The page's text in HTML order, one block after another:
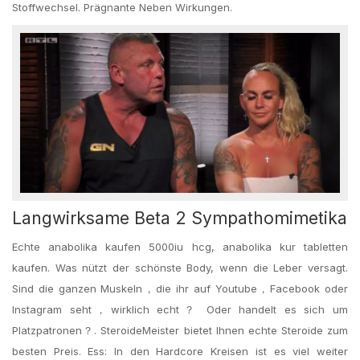
Stoffwechsel. Prägnante Neben Wirkungen.
Langwirksame Beta 2 Sympathomimetika
Echte anabolika kaufen 5000iu hcg, anabolika kur tabletten
kaufen. Was nützt der schönste Body, wenn die Leber versagt.
Sind die ganzen Muskeln，die ihr auf Youtube，Facebook oder
Instagram seht，wirklich echt？ Oder handelt es sich um
Platzpatronen？. SteroideMeister bietet Ihnen echte Steroide zum
besten Preis. Ess: In den Hardcore Kreisen ist es viel weiter